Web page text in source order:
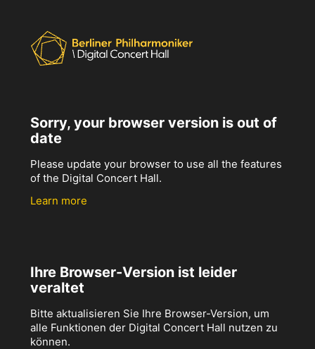
Sorry, your browser version is out of
date
Please update your browser to use all the features
of the Digital Concert Hall.
Learn more
Ihre Browser-Version ist leider
veraltet
Bitte aktualisieren Sie Ihre Browser-Version, um
alle Funktionen der Digital Concert Hall nutzen zu
können.